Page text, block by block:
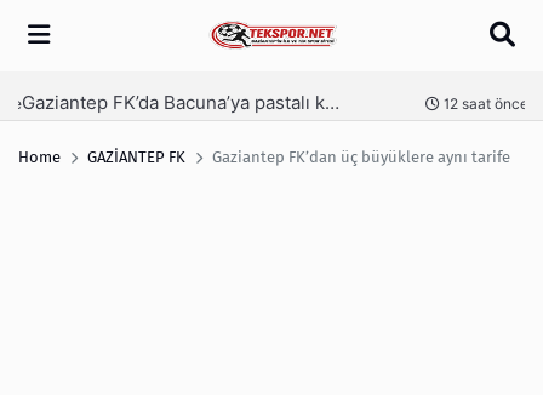
Arama
Gaziantep FK’da Bacuna’ya pastalı karşılama 12 saat önce
Home GAZİANTEP FK Gaziantep FK’dan üç büyüklere aynı tarife